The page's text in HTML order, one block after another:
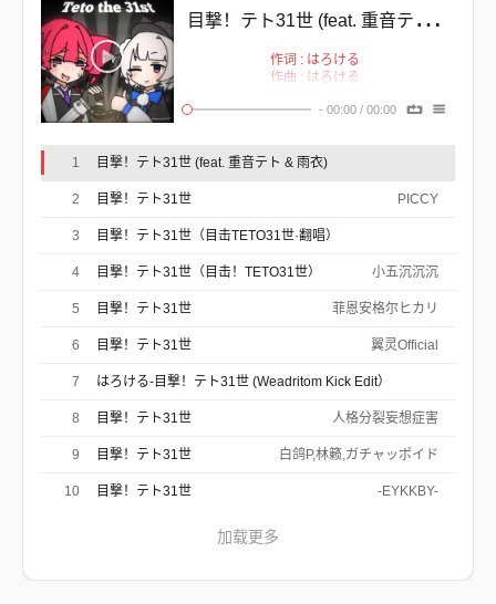
目
撃！テト31世 (feat. 重音テト & 雨衣)
作词 : はろける
作曲 : はろける
制作人 : はろける
- 00:00 / 00:00
1 目撃！テト31世 (feat. 重音テト & 雨衣)
はろける,重音テト,雨衣
2 目撃！テト31世 PICCY
3 目撃！テト31世（目击TETO31世·翻唱）
2AKuRo,叉烧饭Xsiu
4 目撃！テト31世（目击！TETO31世） 小五沉沉沉
5 目撃！テト31世 菲恩安格尔ヒカリ
6 目撃！テト31世 翼灵Official
7 はろける-目撃！テト31世 (Weadritom Kick Edit）
Weadritom
8 目撃！テト31世 人格分裂妄想症害
9 目撃！テト31世 白鸽P,林籁,ガチャッポイド
10 目撃！テト31世 -EYKKBY-
加载更多